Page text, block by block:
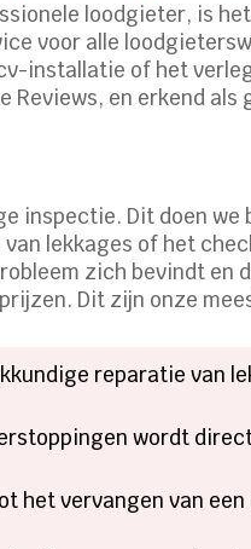
loodgieter, is
voor alle
installatie of het
Reviews, en erkend
inspectie. Dit doen
lekkages of het
zich bevindt en
Dit zijn onze
reparatie van
wordt
het vervangen van